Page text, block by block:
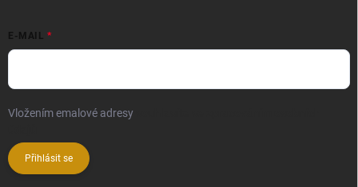
E-MAIL
Vložením emalové adresy
Přihlásit se